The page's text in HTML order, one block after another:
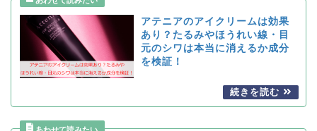
アテニアのアイクリームは効果
あり？たるみやほうれい線・目
元のシワは本当に消えるか成分
を検証！